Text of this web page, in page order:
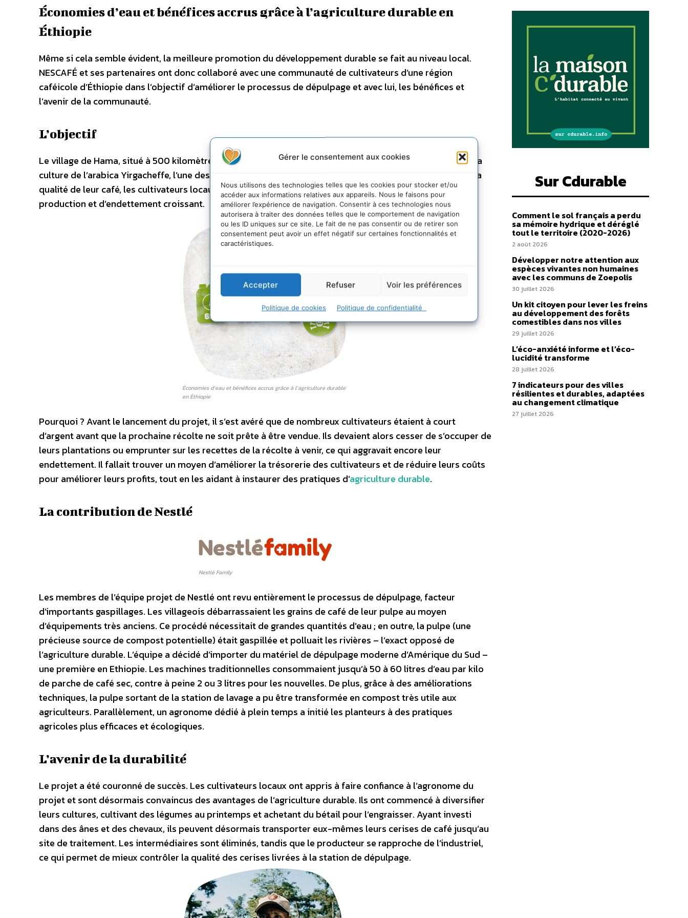
Gérer le consentement aux cookies
Nous utilisons des technologies telles que les cookies pour stocker et/ou
accéder aux informations relatives aux appareils. Nous le faisons pour
améliorer l’expérience de navigation. Consentir à ces technologies nous
autorisera à traiter des données telles que le comportement de navigation
ou les ID uniques sur ce site. Le fait de ne pas consentir ou de retirer son
consentement peut avoir un effet négatif sur certaines fonctionnalités et
caractéristiques.
Accepter Refuser Voir les préférences
Politique de cookies Politique de confidentialité
Économies d’eau et bénéfices accrus grâce à l’agriculture durable en
Éthiopie
Même si cela semble évident, la meilleure promotion du développement durable se fait au niveau local.
NESCAFÉ et ses partenaires ont donc collaboré avec une communauté de cultivateurs d’une région
caféicole d’Éthiopie dans l’objectif d’améliorer le processus de dépulpage et avec lui, les bénéfices et
l’avenir de la communauté.
L’objectif
Le village de Hama, situé à 500 kilomètres au sud d’Addis Ababa, capitale de l’Éthiopie, est connu pour sa
culture de l’arabica Yirgacheffe, l’une des meilleures variétés de café au monde. Cependant, en dépit de la
qualité de leur café, les cultivateurs locaux étaient toujours confrontés à des problèmes de baisse de
production et d’endettement croissant.
Économies d’eau et bénéfices accrus grâce à l’agriculture durable
en Éthiopie
Pourquoi ? Avant le lancement du projet, il s’est avéré que de nombreux cultivateurs étaient à court
d’argent avant que la prochaine récolte ne soit prête à être vendue. Ils devaient alors cesser de s’occuper de
leurs plantations ou emprunter sur les recettes de la récolte à venir, ce qui aggravait encore leur
endettement. Il fallait trouver un moyen d’améliorer la trésorerie des cultivateurs et de réduire leurs coûts
pour améliorer leurs profits, tout en les aidant à instaurer des pratiques d’agriculture durable.
La contribution de Nestlé
Nestlé Family
Les membres de l’équipe projet de Nestlé ont revu entièrement le processus de dépulpage, facteur
d’importants gaspillages. Les villageois débarrassaient les grains de café de leur pulpe au moyen
d’équipements très anciens. Ce procédé nécessitait de grandes quantités d’eau ; en outre, la pulpe (une
précieuse source de compost potentielle) était gaspillée et polluait les rivières – l’exact opposé de
l’agriculture durable. L’équipe a décidé d’importer du matériel de dépulpage moderne d’Amérique du Sud –
une première en Ethiopie. Les machines traditionnelles consommaient jusqu’à 50 à 60 litres d’eau par kilo
de parche de café sec, contre à peine 2 ou 3 litres pour les nouvelles. De plus, grâce à des améliorations
techniques, la pulpe sortant de la station de lavage a pu être transformée en compost très utile aux
agriculteurs. Parallèlement, un agronome dédié à plein temps a initié les planteurs à des pratiques
agricoles plus efficaces et écologiques.
L’avenir de la durabilité
Le projet a été couronné de succès. Les cultivateurs locaux ont appris à faire confiance à l’agronome du
projet et sont désormais convaincus des avantages de l’agriculture durable. Ils ont commencé à diversifier
leurs cultures, cultivant des légumes au printemps et achetant du bétail pour l’engraisser. Ayant investi
dans des ânes et des chevaux, ils peuvent désormais transporter eux-mêmes leurs cerises de café jusqu’au
site de traitement. Les intermédiaires sont éliminés, tandis que le producteur se rapproche de l’industriel,
ce qui permet de mieux contrôler la qualité des cerises livrées à la station de dépulpage.
Sur Cdurable
Comment le sol français a perdu
sa mémoire hydrique et déréglé
tout le territoire (2020-2026)
2 août 2026
Développer notre attention aux
espèces vivantes non humaines
avec les communs de Zoepolis
30 juillet 2026
Un kit citoyen pour lever les freins
au développement des forêts
comestibles dans nos villes
29 juillet 2026
L’éco-anxiété informe et l’éco-
lucidité transforme
28 juillet 2026
7 indicateurs pour des villes
résilientes et durables, adaptées
au changement climatique
27 juillet 2026